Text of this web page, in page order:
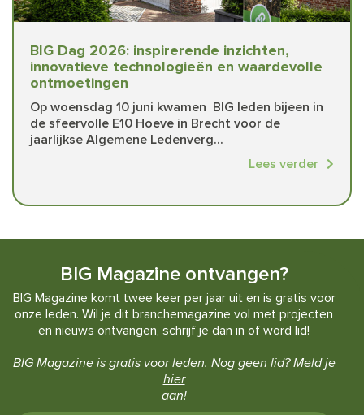
BIG Dag 2026: inspirerende inzichten,
innovatieve technologieën en waardevolle
ontmoetingen
Op woensdag 10 juni kwamen BIG leden bijeen in
de sfeervolle E10 Hoeve in Brecht voor de
jaarlijkse Algemene Ledenverg...
Lees verder
BIG Magazine ontvangen?
BIG Magazine komt twee keer per jaar uit en is gratis voor
onze leden. Wil je dit branchemagazine vol met projecten
en nieuws ontvangen, schrijf je dan in of word lid!
BIG Magazine is gratis voor leden. Nog geen lid? Meld je
hier
aan!